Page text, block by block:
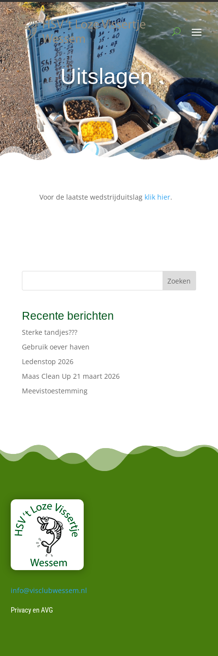
Uitslagen
Voor de laatste wedstrijduitslag klik hier.
Zoeken
Recente berichten
Sterke tandjes???
Gebruik oever haven
Ledenstop 2026
Maas Clean Up 21 maart 2026
Meevistoestemming
info@visclubwessem.nl
Privacy en AVG